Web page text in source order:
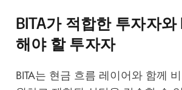
BITA가 적합한 투자자와
해야 할 투자자
BITA는 현금 흐름 레이어와 함께